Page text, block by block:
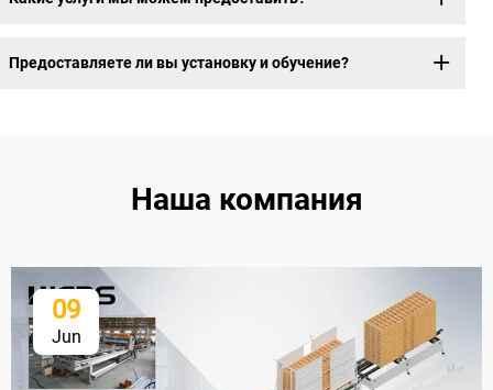
Предоставляете ли вы установку и обучение?
Наша компания
09
Jun